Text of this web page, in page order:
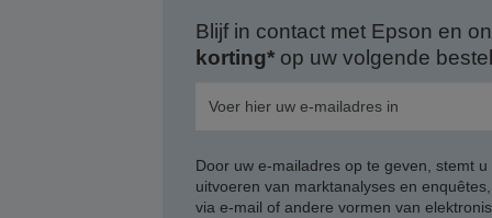
Blijf in contact met Epson en
korting*op uw volgende
Door uw e-mailadres op te geven, stemt
uitvoeren van marktanalyses en
via e-mail of andere vormen van